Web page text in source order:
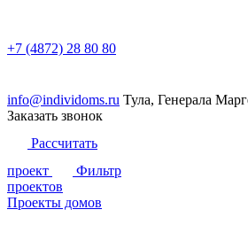
+7 (4872) 28 80 80
info@individoms.ru Тула, Генерала
Заказать звонок
Рассчитать
проект
Фильтр
проектов
Проекты домов